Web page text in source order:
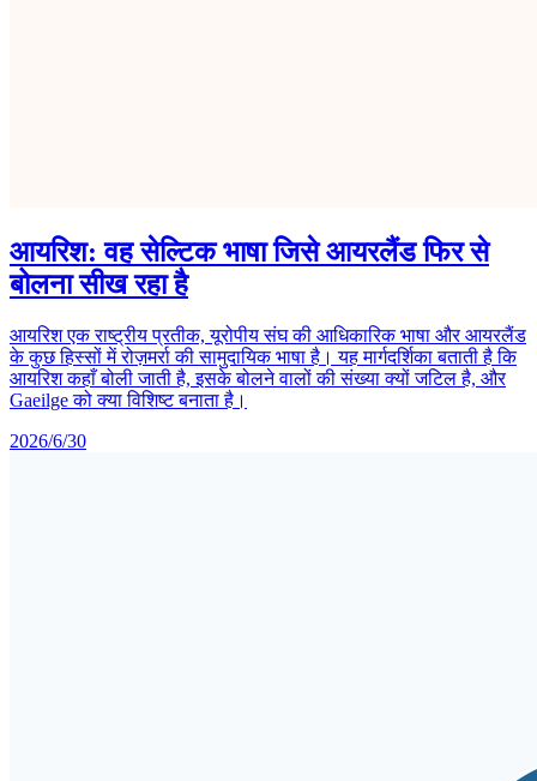
आयरिश: वह सेल्टिक भाषा जिसे आयरलैंड फिर से
बोलना सीख रहा है
आयरिश एक राष्ट्रीय प्रतीक, यूरोपीय संघ की आधिकारिक भाषा और आयरलैंड
के कुछ हिस्सों में रोज़मर्रा की सामुदायिक भाषा है। यह मार्गदर्शिका बताती है कि
आयरिश कहाँ बोली जाती है, इसके बोलने वालों की संख्या क्यों जटिल है, और
Gaeilge को क्या विशिष्ट बनाता है।
2026/6/30